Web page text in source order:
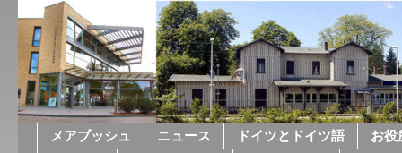
メアブッシュ ニュース ドイツとドイツ語
お役